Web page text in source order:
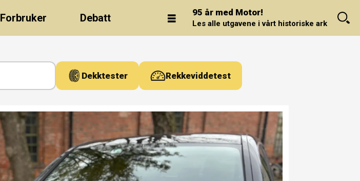
Forbruker Debatt 95 år med Motor!
Les alle utgavene i vårt historiske arkiv.
Dekktester Rekkeviddetest